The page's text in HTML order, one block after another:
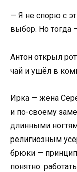
— Я не спорю с
выбор. Но тогда
Антон открыл
чай и ушёл в
Ирка — жена
и по-своему
длинными
религиозным
брюки —
понятно: